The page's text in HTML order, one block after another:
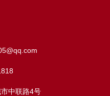
中联路4号